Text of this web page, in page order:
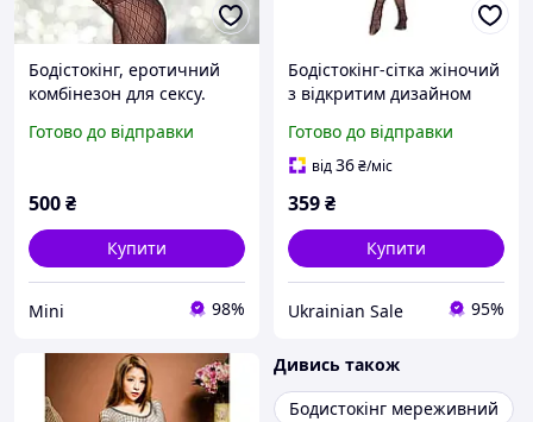
Бодістокінг, еротичний
комбінезон для сексу.
відкритим доступом.
Готово до відправки
500₴
Купити
Mini 98%
Бодістокінг-сітка жіночий
з відкритим дизайном
Готово до відправки
від36₴/міс
359₴
Купити
Ukrainian Sale 95%
Дивись також
Бодистокінг мереживний